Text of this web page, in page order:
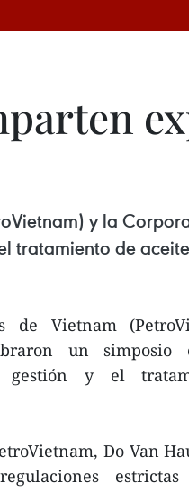
y la
tratamiento de
Vietnam
un simposio
gestión y el
Do Van